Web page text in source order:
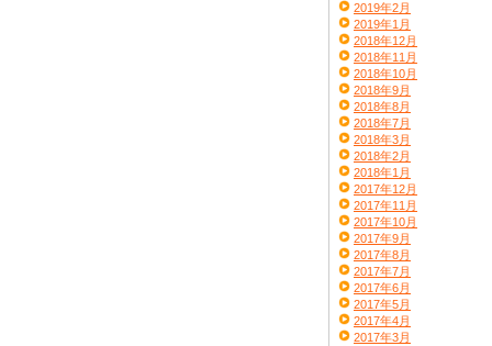
2019年2月
2019年1月
2018年12月
2018年11月
2018年10月
2018年9月
2018年8月
2018年7月
2018年3月
2018年2月
2018年1月
2017年12月
2017年11月
2017年10月
2017年9月
2017年8月
2017年7月
2017年6月
2017年5月
2017年4月
2017年3月